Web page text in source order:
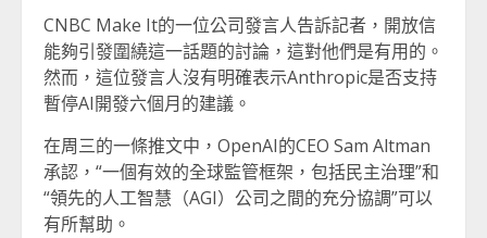
CNBC Make It的一位公司發言人告訴記者，開放信
能夠引發圍繞這一話題的討論，這對他們是有用的。
然而，這位發言人沒有明確表示Anthropic是否支持
暫停AI開發六個月的建議。
在周三的一條推文中，OpenAI的CEO Sam Altman
承認，“一個有效的全球監管框架，包括民主治理”和
“領先的人工智慧（AGI）公司之間的充分協調”可以
有所幫助。